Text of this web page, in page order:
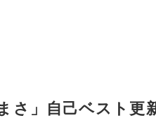
さ」自己ベスト